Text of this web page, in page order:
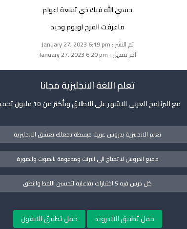
حسبي الله فيك ذي تسعة اعوام
ماعرفت الفرح لويوم وحيد
تم النشر : January 27, 2023 6:19 pm
اخر تعديل : January 27, 2023 6:20 pm
تعلم اللغة الانجليزية مجانا
مع البرنامج العربي الاشهر على الاطلاق وبأكثر من 10 مليون تحميل
تعلم الانجليزية بدروس عربية مبسطة تجعلك تعشق الانجليزية
جميع الدروس لا تحتاج الى انترنت ومدعومة بالصوت والصورة
كل درس فيه 5 اختبارات تفاعلية لتحسين اللفظ والنطق
حمل تطبيق الاندرويد حمل تطبيق الايفون